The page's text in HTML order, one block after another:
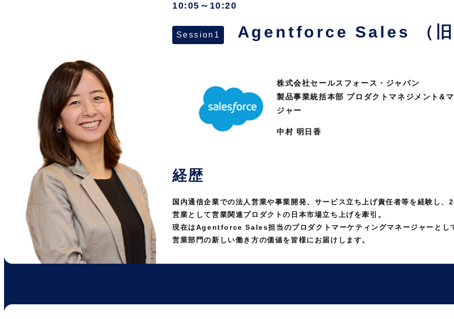
10:05～10:20
Session1 Agentforce Sales （
株式会社セールスフォース・ジャパン
製品事業統括本部 プロダクトマネジメント&
ジャー
中村 明日香
経歴
国内通信企業での法人営業や事業開発、サービス立ち上げ責任者等を経験し
営業として営業関連プロダクトの日本市場立ち上げを牽引。
現在はAgentforce Sales担当のプロダクトマーケティングマネージャーと
営業部門の新しい働き方の価値を皆様にお届けします。